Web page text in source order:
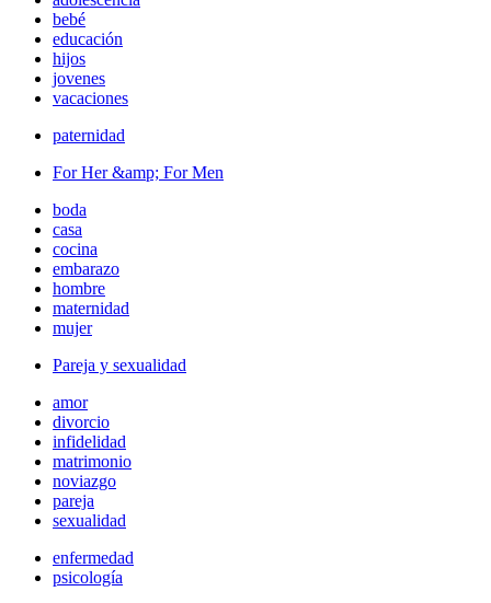
bebé
educación
hijos
jovenes
vacaciones
paternidad
For Her &amp; For Men
boda
casa
cocina
embarazo
hombre
maternidad
mujer
Pareja y sexualidad
amor
divorcio
infidelidad
matrimonio
noviazgo
pareja
sexualidad
enfermedad
psicología